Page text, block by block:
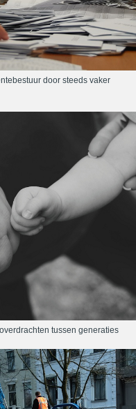
door steeds vaker
tussen generaties